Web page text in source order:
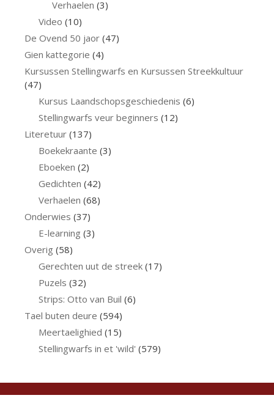
Verhaelen (3)
Video (10)
De Ovend 50 jaor (47)
Gien kattegorie (4)
Kursussen Stellingwarfs en Kursussen Streekkultuur
(47)
Kursus Laandschopsgeschiedenis (6)
Stellingwarfs veur beginners (12)
Literetuur (137)
Boekekraante (3)
Eboeken (2)
Gedichten (42)
Verhaelen (68)
Onderwies (37)
E-learning (3)
Overig (58)
Gerechten uut de streek(17)
Puzels (32)
Strips: Otto van Buil (6)
Tael buten deure (594)
Meertaelighied (15)
Stellingwarfs in et 'wild' (579)